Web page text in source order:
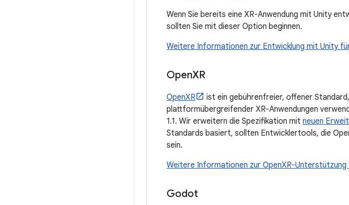
Wenn Sie bereits eine XR-Anwendung mit Unity
sollten Sie mit dieser Option beginnen.
Weitere Informationen zur Entwicklung mit Unity
OpenXR
OpenXR
ist ein gebührenfreier, offener
plattformübergreifender XR-Anwendungen
1.1. Wir erweitern die Spezifikation mit neuen
Standards basiert, sollten Entwicklertools, die
sein.
Weitere Informationen zur OpenXR-Unterstützung
Godot